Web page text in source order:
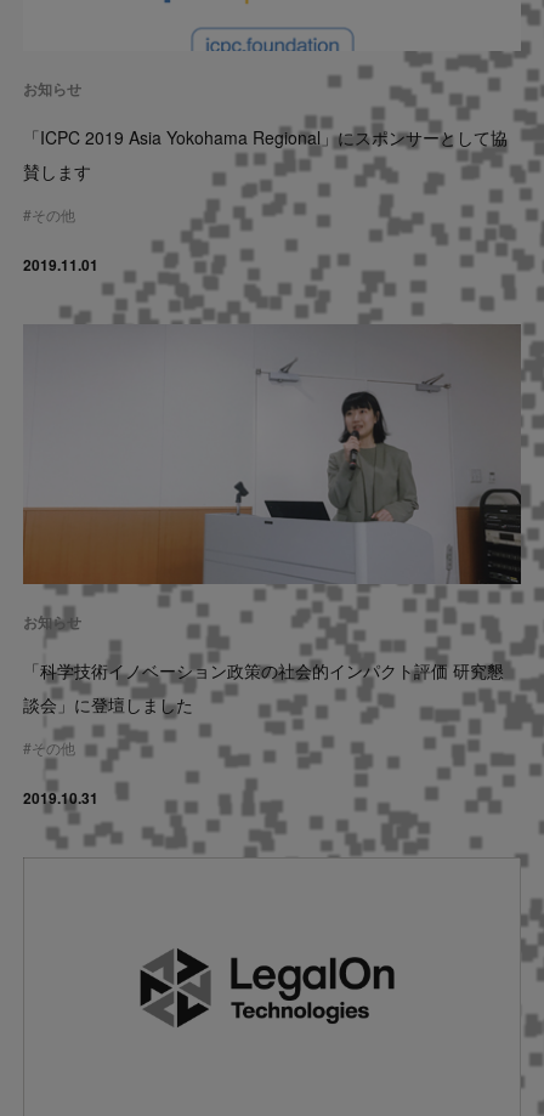
US website
お知らせ
「ICPC 2019 Asia Yokohama Regional」にスポンサーとして協
賛します
#その他
2019.11.01
お知らせ
「科学技術イノベーション政策の社会的インパクト評価 研究懇
談会」に登壇しました
#その他
2019.10.31